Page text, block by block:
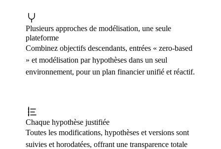
Plusieurs approches de modélisation, une seule
plateforme
Combinez objectifs descendants, entrées « zero-based
» et modélisation par hypothèses dans un seul
environnement, pour un plan financier unifié et réactif.
Chaque hypothèse justifiée
Toutes les modifications, hypothèses et versions sont
suivies et horodatées, offrant une transparence totale